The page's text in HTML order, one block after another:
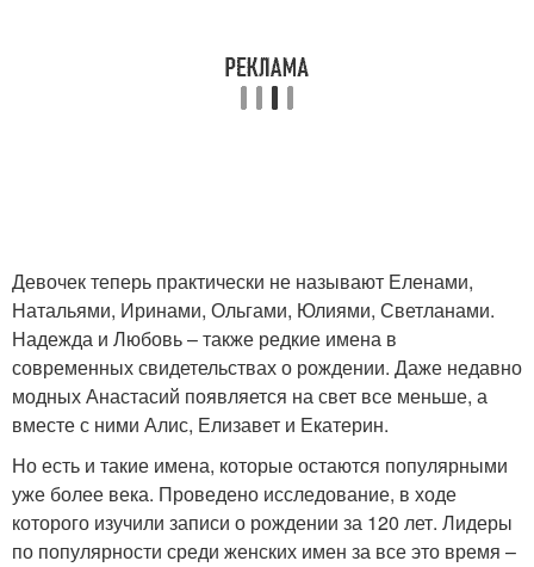
Девочек теперь практически не называют Еленами,
Натальями, Иринами, Ольгами, Юлиями, Светланами.
Надежда и Любовь – также редкие имена в
современных свидетельствах о рождении. Даже недавно
модных Анастасий появляется на свет все меньше, а
вместе с ними Алис, Елизавет и Екатерин.
Но есть и такие имена, которые остаются популярными
уже более века. Проведено исследование, в ходе
которого изучили записи о рождении за 120 лет. Лидеры
по популярности среди женских имен за все это время –